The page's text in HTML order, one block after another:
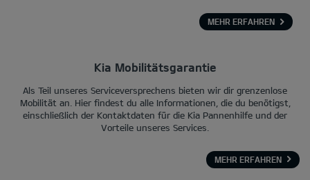
MEHR ERFAHREN
Kia Mobilitätsgarantie
Als Teil unseres Serviceversprechens bieten wir dir grenzenlose
Mobilität an. Hier findest du alle Informationen, die du benötigst,
einschließlich der Kontaktdaten für die Kia Pannenhilfe und der
Vorteile unseres Services.
MEHR ERFAHREN